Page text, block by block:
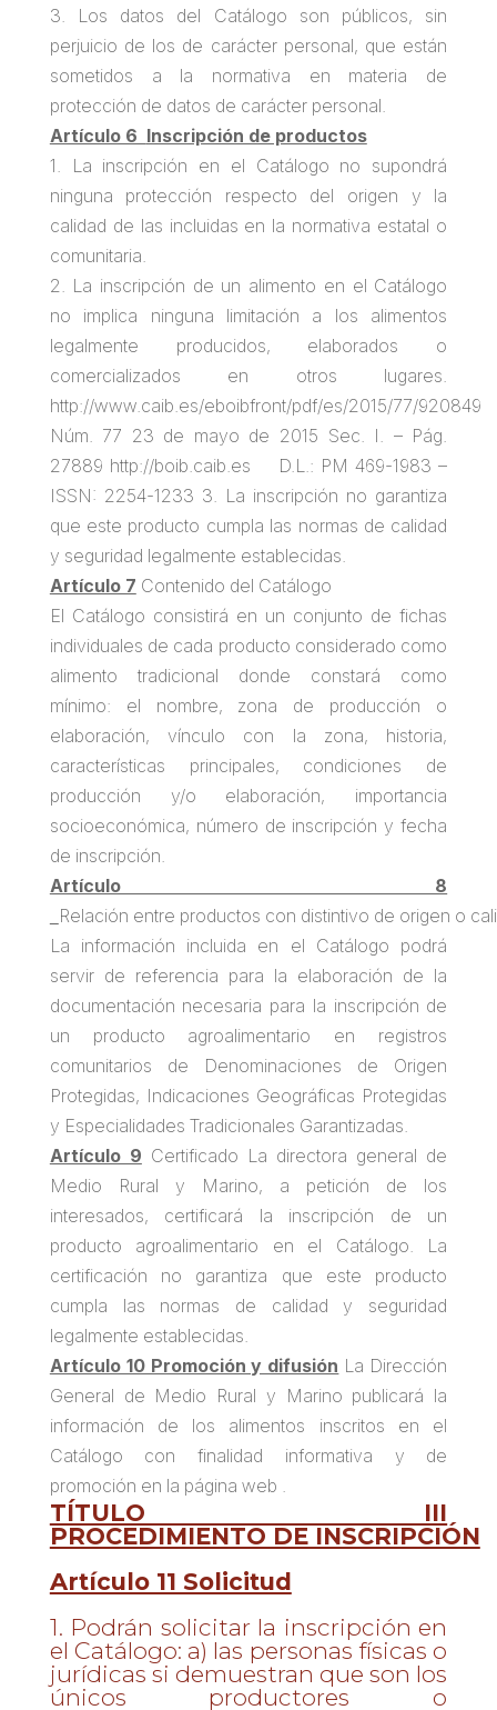
3. Los datos del Catálogo son públicos, sin
perjuicio de los de carácter personal, que están
sometidos a la normativa en materia de
protección de datos de carácter personal.
Artículo 6 Inscripción de productos
1. La inscripción en el Catálogo no supondrá
ninguna protección respecto del origen y la
calidad de las incluidas en la normativa estatal o
comunitaria.
2. La inscripción de un alimento en el Catálogo
no implica ninguna limitación a los alimentos
legalmente producidos, elaborados o
comercializados en otros lugares.
http://www.caib.es/eboibfront/pdf/es/2015/77/920849
Núm. 77 23 de mayo de 2015 Sec. I. – Pág.
27889 http://boib.caib.es D.L.: PM 469-1983 –
ISSN: 2254-1233 3. La inscripción no garantiza
que este producto cumpla las normas de calidad
y seguridad legalmente establecidas.
Artículo 7 Contenido del Catálogo
El Catálogo consistirá en un conjunto de fichas
individuales de cada producto considerado como
alimento tradicional donde constará como
mínimo: el nombre, zona de producción o
elaboración, vínculo con la zona, historia,
características principales, condiciones de
producción y/o elaboración, importancia
socioeconómica, número de inscripción y fecha
de inscripción.
Artículo 8
Relación entre productos con distintivo de origen o
La información incluida en el Catálogo podrá
servir de referencia para la elaboración de la
documentación necesaria para la inscripción de
un producto agroalimentario en registros
comunitarios de Denominaciones de Origen
Protegidas, Indicaciones Geográficas Protegidas
y Especialidades Tradicionales Garantizadas.
Artículo 9 Certificado La directora general de
Medio Rural y Marino, a petición de los
interesados, certificará la inscripción de un
producto agroalimentario en el Catálogo. La
certificación no garantiza que este producto
cumpla las normas de calidad y seguridad
legalmente establecidas.
Artículo 10 Promoción y difusión La Dirección
General de Medio Rural y Marino publicará la
información de los alimentos inscritos en el
Catálogo con finalidad informativa y de
promoción en la página web .
TÍTULO III
PROCEDIMIENTO DE INSCRIPCIÓN
Artículo 11 Solicitud
1. Podrán solicitar la inscripción en
el Catálogo: a) las personas físicas o
jurídicas si demuestran que son los
únicos productores o